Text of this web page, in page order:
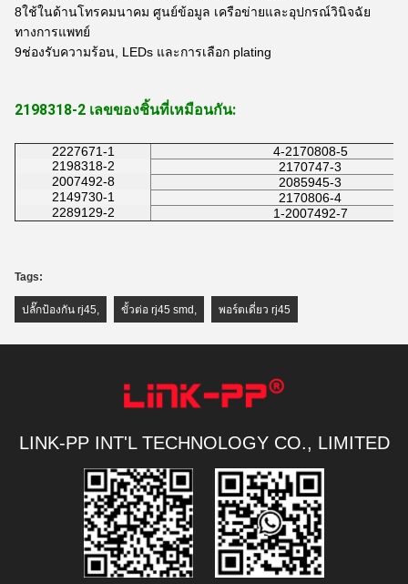
8ใช้ในด้านโทรคมนาคม ศูนย์ข้อมูล เครือข่ายและอุปกรณ์วินิจฉัย
ทางการแพทย์
9ช่องรับความร้อน, LEDs และการเลือก plating
2198318-2 เลขของชิ้นที่เหมือนกัน:
2227671-1
4-2170808-5
2198318-2
2170747-3
2007492-8
2085945-3
2149730-1
2170806-4
2289129-2
1-2007492-7
Tags:
ปลั๊กป้องกัน rj45, ขั้วต่อ rj45 smd , พอร์ตเดี่ยว rj45
LINK-PP INT'L TECHNOLOGY CO., LIMITED